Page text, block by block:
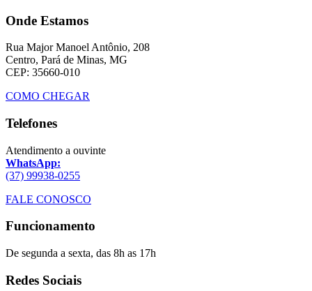
Onde Estamos
Rua Major Manoel Antônio, 208
Centro, Pará de Minas, MG
CEP: 35660-010
COMO CHEGAR
Telefones
Atendimento a ouvinte
WhatsApp:
(37) 99938-0255
FALE CONOSCO
Funcionamento
De segunda a sexta, das 8h as 17h
Redes Sociais